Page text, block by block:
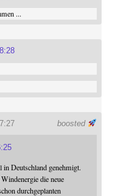
...
boosted
Deutschland genehmigt.
die neue
durchgeplanten